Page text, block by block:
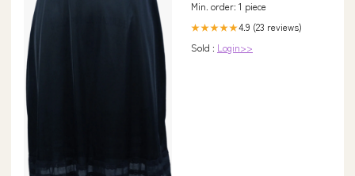
Min. order: 1 piece
★★★★★4.9 (23 reviews)
Sold : Login>>